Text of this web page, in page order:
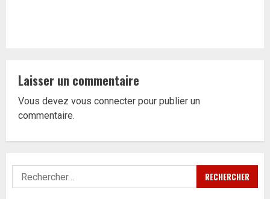
Laisser un commentaire
Vous devez vous connecter pour publier un
commentaire.
Rechercher :